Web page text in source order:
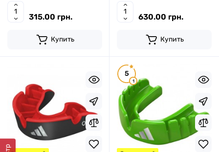
315.00 грн.
Купить
630.00 грн.
Купить
5
1